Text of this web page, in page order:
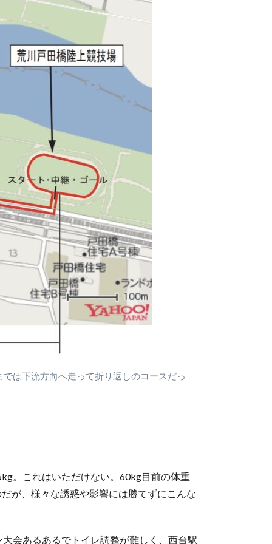
は下流方向へ走って折り返しのコースだっ
。これはいただけない。60kg目前の体重
が、様々な誘惑や影響には勝てずにこんな
会あるあるでトイレ調整が難しく、西台駅